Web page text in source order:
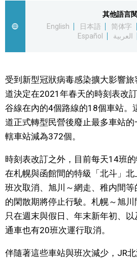
日本指南
視覺日本
臺灣香港
更多
人物訪談
日本入門
政治外交
其他語言
English
日本語 简体字
Español
العربية
受到新型冠狀病毒感染擴大影響
道決定在2021年春天的時刻表改
谷線在內的4個路線的18個車站。
道正式轉型民營後廢止最多車站
轄車站減為372個。
時刻表改訂之外，目前每天14班的
在札幌與函館間的特級「北斗」
班次取消、旭川～網走、稚内間等
的閑散期將停止行駛。札幌～旭
只在週末與假日、年末新年初、
通車也有20班次運行取消。
伴隨著這些車站與班次減少，JR